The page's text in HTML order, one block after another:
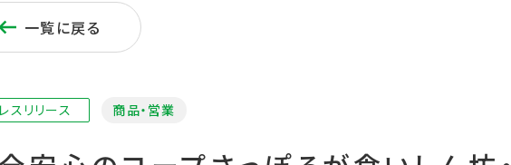
一覧に戻る
スリリース 商品・営業